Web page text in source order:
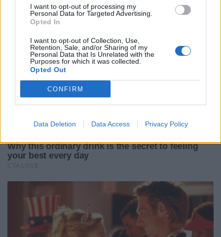
I want to opt-out of processing my
Personal Data for Targeted Advertising.
Opted In
I want to opt-out of Collection, Use,
Retention, Sale, and/or Sharing of my
Personal Data that Is Unrelated with the
Purposes for which it was collected.
Opted Out
CONFIRM
Data Deletion Data Access Privacy Policy